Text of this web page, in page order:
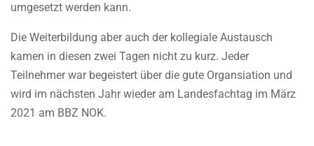
umgesetzt werden kann.
Die Weiterbildung aber auch der kollegiale Austausch
kamen in diesen zwei Tagen nicht zu kurz. Jeder
Teilnehmer war begeistert über die gute Organsiation und
wird im nächsten Jahr wieder am Landesfachtag im März
2021 am BBZ NOK.